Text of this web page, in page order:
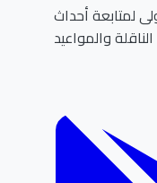
أحداث
والمواعيد